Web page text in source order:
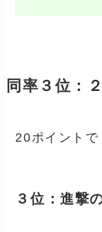
同率３位：
20ポイントで
３位：進撃